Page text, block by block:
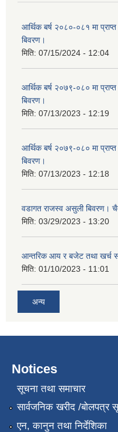
आर्थिक बर्ष २०८०-०८१ मा
बिवरण।
मिति: 07/15/2024 - 12:04
आर्थिक बर्ष २०७९-०८० मा
बिवरण।
मिति: 07/13/2023 - 12:19
आर्थिक बर्ष २०७९-०८० मा
बिवरण।
मिति: 07/13/2023 - 12:18
वडागत राजस्व असुली बिवरण।
मिति: 03/29/2023 - 13:20
आन्तरिक आय र बजेट तथा खर्च
मिति: 01/10/2023 - 11:01
अन्य
Notices
सूचना तथा समाचार
सार्वजनिक खरीद /बोलपत्र
एन, कानुन तथा निर्देशिका